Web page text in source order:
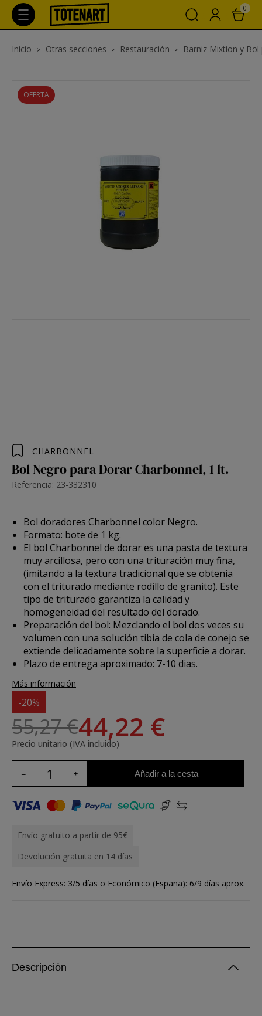
0
Inicio Otras secciones Restauración Barniz Mixtion y
OFERTA
CHARBONNEL
Bol Negro para Dorar Charbonnel, 1 lt.
Referencia: 23-332310
Bol doradores Charbonnel color Negro.
Formato: bote de 1 kg.
El bol Charbonnel de dorar es una pasta de textura
muy arcillosa, pero con una trituración muy fina,
(imitando a la textura tradicional que se obtenía
con el triturado mediante rodillo de granito). Este
tipo de triturado garantiza la calidad y
homogeneidad del resultado del dorado.
Preparación del bol: Mezclando el bol dos veces su
volumen con una solución tibia de cola de conejo se
extiende delicadamente sobre la superficie a dorar.
Plazo de entrega aproximado: 7-10 dias.
Más información
-20%
55,27 €44,22 €
Precio unitario (IVA incluido)
Añadir a la cesta
Envío gratuito a partir de 95€
Devolución gratuita en 14 días
Envío Express: 3/5 días o Económico (España): 6/9 días aprox.
Descripción